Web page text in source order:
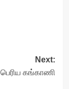
Next:
பெரிய கங்காணி